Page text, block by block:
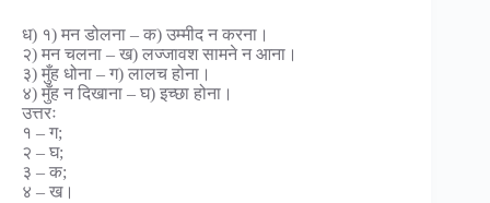
ध) १) मन डोलना – क) उम्मीद न करना।
२) मन चलना – ख) लज्जावश सामने न आना।
३) मुँह धोना – ग) लालच होना।
४) मुँह न दिखाना – घ) इच्छा होना।
उत्तरः
१ – ग;
२ – घ;
३ – क;
४ – ख।